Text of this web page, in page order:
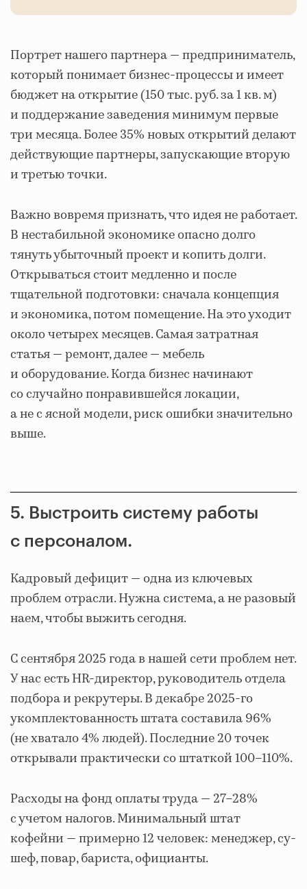
Портрет нашего партнера — предприниматель,
который понимает бизнес-процессы и имеет
бюджет на открытие (150 тыс. руб. за 1 кв. м)
и поддержание заведения минимум первые
три месяца. Более 35% новых открытий делают
действующие партнеры, запускающие вторую
и третью точки.
Важно вовремя признать, что идея не работает.
В нестабильной экономике опасно долго
тянуть убыточный проект и копить долги.
Открываться стоит медленно и после
тщательной подготовки: сначала концепция
и экономика, потом помещение. На это уходит
около четырех месяцев. Самая затратная
статья — ремонт, далее — мебель
и оборудование. Когда бизнес начинают
со случайно понравившейся локации,
а не с ясной модели, риск ошибки значительно
выше.
5. Выстроить систему работы
с персоналом.
Кадровый дефицит — одна из ключевых
проблем отрасли. Нужна система, а не разовый
наем, чтобы выжить сегодня.
С сентября 2025 года в нашей сети проблем нет.
У нас есть HR-директор, руководитель отдела
подбора и рекрутеры. В декабре 2025-го
укомплектованность штата составила 96%
(не хватало 4% людей). Последние 20 точек
открывали практически со штаткой 100–110%.
Расходы на фонд оплаты труда — 27–28%
с учетом налогов. Минимальный штат
кофейни — примерно 12 человек: менеджер, су-
шеф, повар, бариста, официанты.